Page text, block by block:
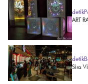
ART
Sira